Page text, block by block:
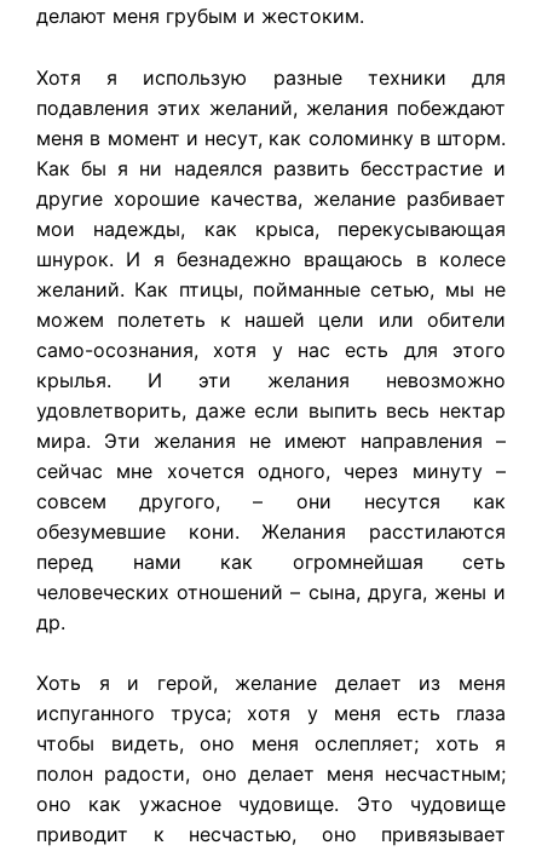
делают меня грубым и жестоким.
Хотя я использую разные техники для
подавления этих желаний, желания побеждают
меня в момент и несут, как соломинку в шторм.
Как бы я ни надеялся развить бесстрастие и
другие хорошие качества, желание разбивает
мои надежды, как крыса, перекусывающая
шнурок. И я безнадежно вращаюсь в колесе
желаний. Как птицы, пойманные сетью, мы не
можем полететь к нашей цели или обители
само-осознания, хотя у нас есть для этого
крылья. И эти желания невозможно
удовлетворить, даже если выпить весь нектар
мира. Эти желания не имеют направления –
сейчас мне хочется одного, через минуту –
совсем другого, – они несутся как
обезумевшие кони. Желания расстилаются
перед нами как огромнейшая сеть
человеческих отношений – сына, друга, жены и
др.
Хоть я и герой, желание делает из меня
испуганного труса; хотя у меня есть глаза
чтобы видеть, оно меня ослепляет; хоть я
полон радости, оно делает меня несчастным;
оно как ужасное чудовище. Это чудовище
приводит к несчастью, оно привязывает